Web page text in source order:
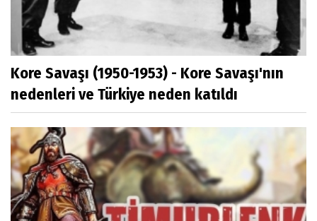
Kore Savaşı (1950-1953) - Kore Savaşı'nın
nedenleri ve Türkiye neden katıldı